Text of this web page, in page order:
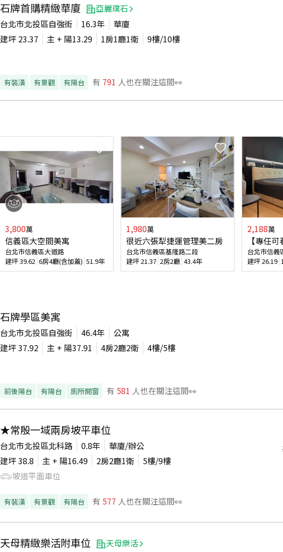
石牌首購精緻華廈
亞麗璞石
台北市北投區自強街
16.3年
華廈
建坪 23.37 主 + 陽13.29 1房1廳1衛 9樓/10樓
有裝潢 有景觀 有陽台 有 791 人也在關注這間👀
3,800萬
信義區大空間美寓
台北市信義區大道路
建坪39.62 6房4廳(含加蓋) 51.9年
1,980萬
很近六張犁捷運管理美二房
台北市信義區基隆路二段
建坪21.37 2房2廳 43.4年
2,188萬
【專任
台北市信義
建坪26.19
石牌學區美寓
台北市北投區自強街 46.4年
公寓
建坪37.92 主 + 陽37.91 4房2廳2衛 4樓/5樓
前後陽台 有陽台 廁所開窗 有 581 人也在關注這間👀
★常殷一域兩房坡平車位
台北市北投區北科路 0.8年
華廈/辦公
建坪38.8 主 + 陽16.49 2房2廳1衛 5樓/9樓
坡道平面車位
有裝潢 有景觀 有陽台 有 577 人也在關注這間👀
天母精緻樂活附車位
天母樂活